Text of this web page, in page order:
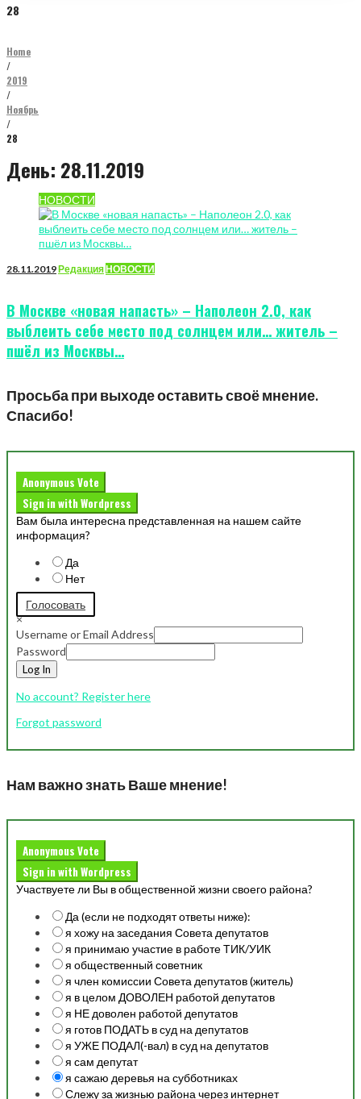
28
Home
/
2019
/
Ноябрь
/
28
День: 28.11.2019
НОВОСТИ
28.11.2019РедакцияНОВОСТИ
В Москве «новая напасть» – Наполеон 2.0, как
выблеить себе место под солнцем или… житель –
пшёл из Москвы…
Просьба при выходе оставить своё мнение.
Спасибо!
Anonymous Vote
Sign in with Wordpress
Вам была интересна представленная на нашем сайте
информация?
Да
Нет
Голосовать
×
Username or Email Address
Password
Log In
No account? Register here
Forgot password
Нам важно знать Ваше мнение!
Anonymous Vote
Sign in with Wordpress
Участвуете ли Вы в общественной жизни своего района?
Да (если не подходят ответы ниже):
я хожу на заседания Совета депутатов
я принимаю участие в работе ТИК/УИК
я общественный советник
я член комиссии Совета депутатов (житель)
я в целом ДОВОЛЕН работой депутатов
я НЕ доволен работой депутатов
я готов ПОДАТЬ в суд на депутатов
я УЖЕ ПОДАЛ(-вал) в суд на депутатов
я сам депутат
я сажаю деревья на субботниках
Слежу за жизнью района через интернет